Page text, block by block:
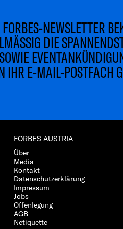
NEWSLETTER
DIE
IHR E-MAIL-POSTFACH
FORBES AUSTRIA
Über
Media
Kontakt
Datenschutzerklärung
Impressum
Jobs
Offenlegung
AGB
Netiquette